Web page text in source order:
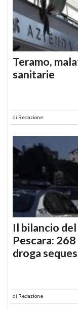
Teramo,
sanitarie
di Redazione
Il bilancio
Pescara:
droga
di Redazione